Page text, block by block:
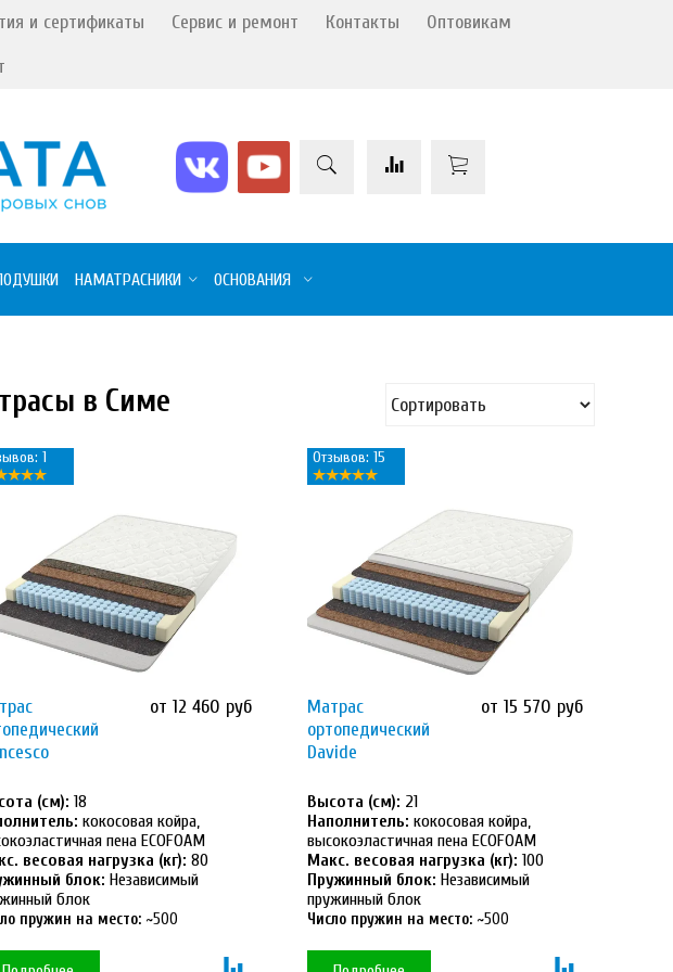
и сертификаты Сервис и ремонт Контакты
Оптовикам
НАМАТРАСНИКИ ОСНОВАНИЯ
в Симе
1
от 12 460 руб
(см): 18
кокосовая койра,
пена ECOFOAM
весовая нагрузка (кг): 80
блок: Независимый
блок
пружин на место:~500
Отзывов: 15
Матрас
ортопедический
Davide
от 15 570 руб
Высота (см): 21
Наполнитель: кокосовая койра,
высокоэластичная пена ECOFOAM
Макс. весовая нагрузка (кг): 100
Пружинный блок: Независимый
пружинный блок
Число пружин на место:~500